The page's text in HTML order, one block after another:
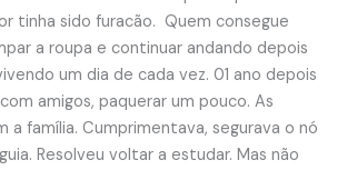
tinha sido furacão. Quem consegue
a roupa e continuar andando depois
um dia de cada vez. 01 ano depois
amigos, paquerar um pouco. As
a família. Cumprimentava, segurava o nó
Resolveu voltar a estudar. Mas não